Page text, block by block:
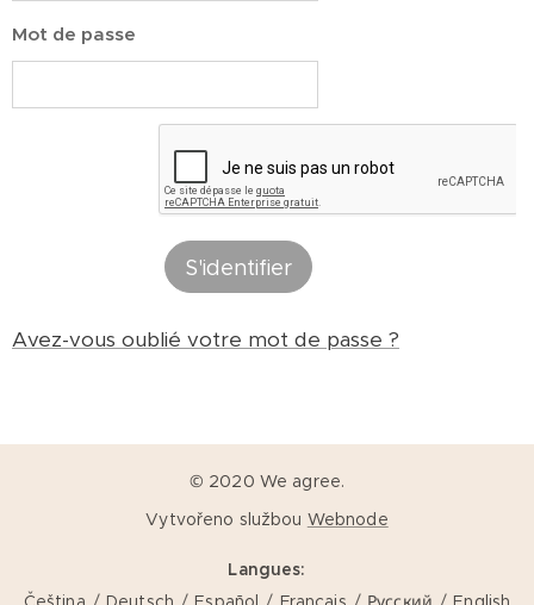
Mot de passe
S'identifier
Avez-vous oublié votre mot de passe ?
© 2020 We agree.
Vytvořeno službou Webnode
Langues